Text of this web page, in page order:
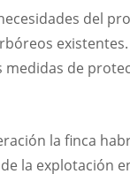
del
existentes.
medidas de
la finca
la explotación